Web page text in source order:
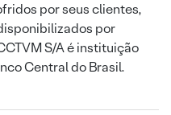
por seus clientes,
por
S/A é instituição
Central do Brasil.